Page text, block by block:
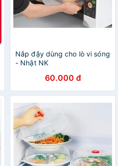
Nắp đậy dùng cho lò vi sóng
- Nhật NK
60.000 đ